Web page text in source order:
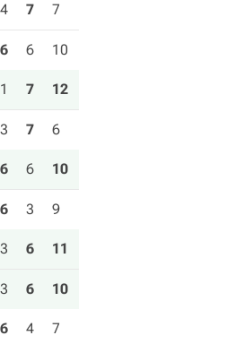
4 7 7
6 6 10
1 7 12
3 7 6
6 6 10
6 3 9
3 6 11
3 6 10
6 4 7